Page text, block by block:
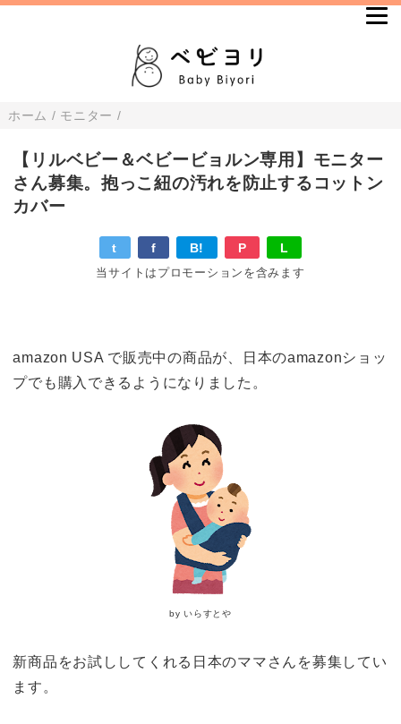
ホーム / モニター /
【リルベビー＆ベビービョルン専用】モニター
さん募集。抱っこ紐の汚れを防止するコットン
カバー
t f B! P L
当サイトはプロモーションを含みます
amazon USA で販売中の商品が、日本のamazonショッ
プでも購入できるようになりました。
by いらすとや
新商品をお試ししてくれる日本のママさんを募集してい
ます。